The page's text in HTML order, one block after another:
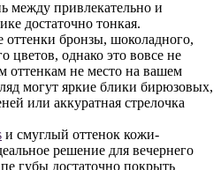
между привлекательно и
достаточно тонкая.
оттенки бронзы, шоколадного,
цветов, однако это вовсе не
оттенкам не место на вашем
могут яркие блики бирюзовых,
или аккуратная стрелочка
и смуглый оттенок кожи-
решение для вечернего
губы достаточно покрыть